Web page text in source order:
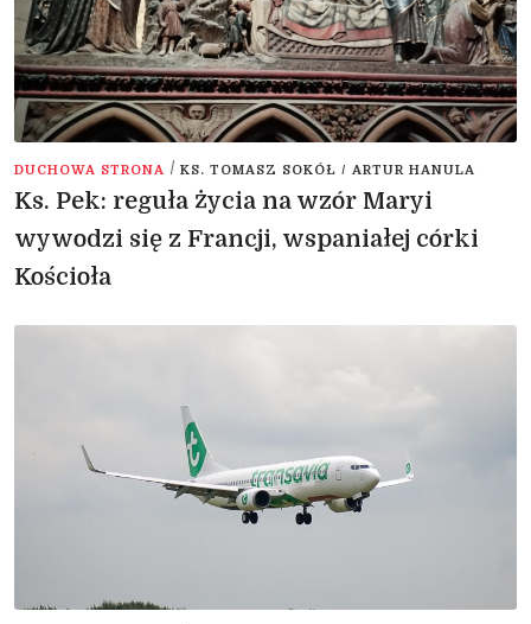
DUCHOWA STRONA / KS. TOMASZ SOKÓŁ / ARTUR HANULA
Ks. Pek: reguła życia na wzór Maryi
wywodzi się z Francji, wspaniałej córki
Kościoła